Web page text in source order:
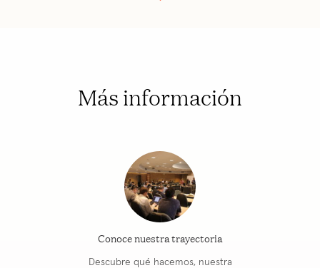
Más información
Conoce nuestra trayectoria
Descubre qué hacemos, nuestra